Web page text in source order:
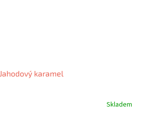
Jahodový karamel
Skladem